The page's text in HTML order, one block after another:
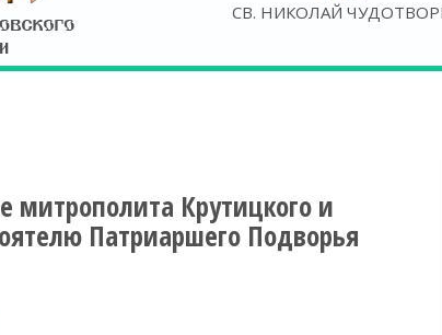
СВ. НИКОЛАЙ
митрополита Крутицкого и
Патриаршего Подворья